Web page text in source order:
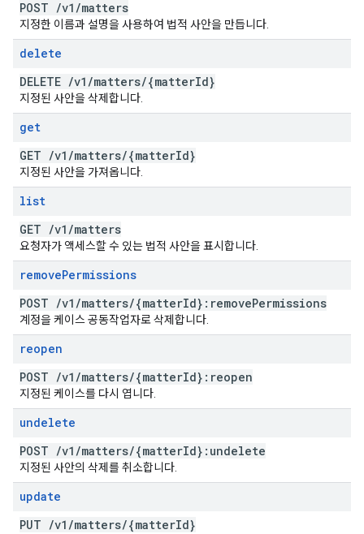
POST /v1 /matters
지정한 이름과 설명을 사용하여 법적 사안을 만듭니다.
delete
DELETE /v1 /matters/{matterId}
지정된 사안을 삭제합니다.
get
GET /v1 /matters/{matterId}
지정된 사안을 가져옵니다.
list
GET /v1 /matters
요청자가 액세스할 수 있는 법적 사안을 표시합니다.
removePermissions
POST /v1 /matters/{matterId}:removePermissions
계정을 케이스 공동작업자로 삭제합니다.
reopen
POST /v1 /matters/{matterId}:reopen
지정된 케이스를 다시 엽니다.
undelete
POST /v1 /matters/{matterId}:undelete
지정된 사안의 삭제를 취소합니다.
update
PUT /v1 /matters/{matterId}